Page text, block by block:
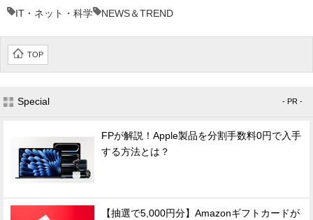
IT・ネット・科学 NEWS＆TREND
TOP
Special - PR -
FPが解説！Apple製品を分割手数料0円で入手
する方法とは？
【抽選で5,000円分】Amazonギフトカードが